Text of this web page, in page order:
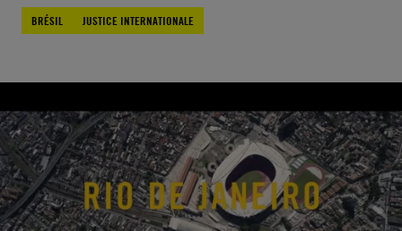
BRÉSIL
JUSTICE INTERNATIONALE